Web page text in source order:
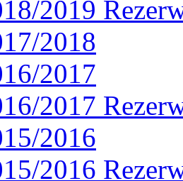
2019
2018
2017
2017
2016
2016